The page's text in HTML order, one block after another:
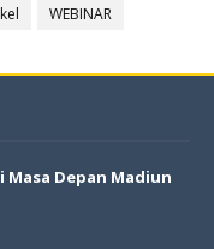
WEBINAR
Masa Depan Madiun